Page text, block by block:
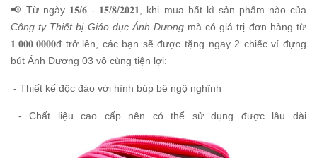
📢 Từ ngày 𝟏𝟓/𝟔 - 𝟏𝟓/𝟖/𝟐𝟎𝟐𝟏, khi mua bất kì sản phẩm nào của
Công ty Thiết bị Giáo dục Ánh Dươngmà có giá trị đơn hàng từ
𝟏.𝟎𝟎𝟎.𝟎𝟎𝟎𝟎đ trở lên, các bạn sẽ được tặng ngay 2 chiếc ví đựng
bút Ánh Dương 03 vô cùng tiện lợi:
- Thiết kế độc đáo với hình búp bê ngộ nghĩnh
- Chất liệu cao cấp nên có thể sử dụng được lâu dài